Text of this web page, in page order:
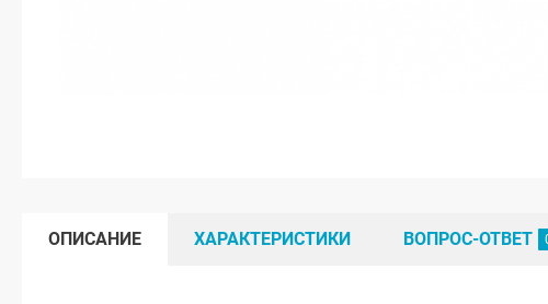
ОПИСАНИЕ ХАРАКТЕРИСТИКИ ВОПРОС-ОТВЕТ